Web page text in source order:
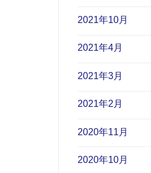
2021年10月
2021年4月
2021年3月
2021年2月
2020年11月
2020年10月